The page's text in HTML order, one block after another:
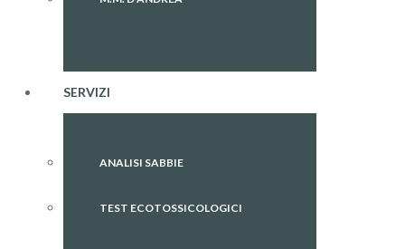
SERVIZI
ANALISI SABBIE
TEST ECOTOSSICOLOGICI